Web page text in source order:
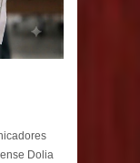
Dolia